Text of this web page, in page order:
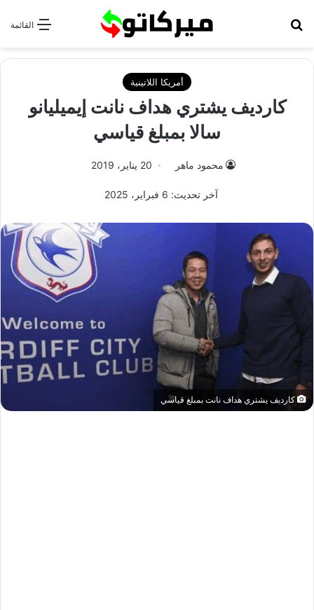
القائمة
أمريكا اللاتينية
كارديف يشتري هداف نانت إيميليانو
سالا بمبلغ قياسي
محمود ماهر 20 يناير، 2019
آخر تحديث: 6 فبراير، 2025
كارديف يشتري هداف نانت بمبلغ قياسي